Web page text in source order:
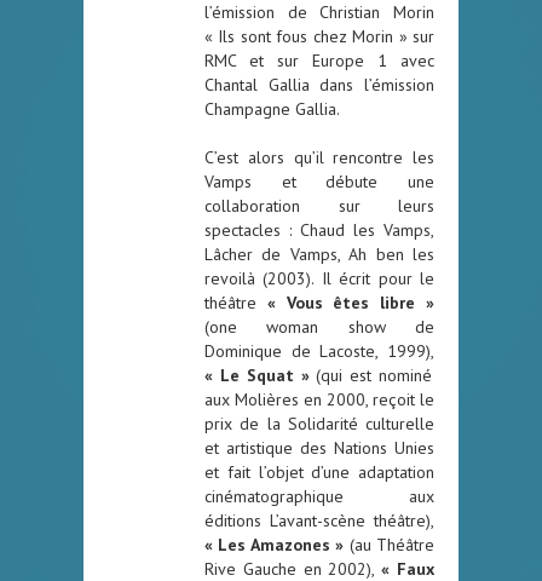
l’émission de Christian Morin
« Ils sont fous chez Morin » sur
RMC et sur Europe 1 avec
Chantal Gallia dans l’émission
Champagne Gallia.
C’est alors qu’il rencontre les
Vamps et débute une
collaboration sur leurs
spectacles : Chaud les Vamps,
Lâcher de Vamps, Ah ben les
revoilà (2003). Il écrit pour le
théâtre « Vous êtes libre »
(one woman show de
Dominique de Lacoste, 1999),
« Le Squat »(qui est nominé
aux Molières en 2000, reçoit le
prix de la Solidarité culturelle
et artistique des Nations Unies
et fait l’objet d’une adaptation
cinématographique aux
éditions L’avant-scène théâtre),
« Les Amazones » (au Théâtre
Rive Gauche en 2002),« Faux